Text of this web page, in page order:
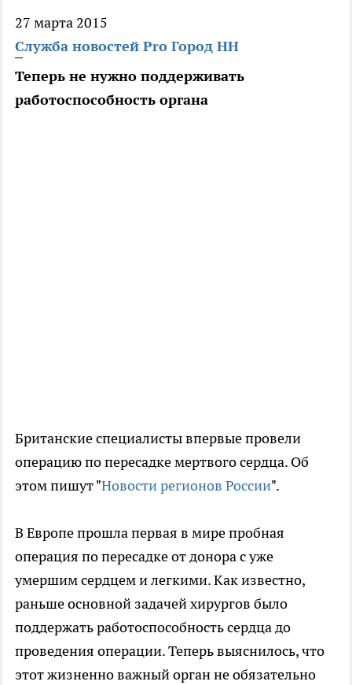
27 марта 2015
Служба новостей Pro Город НН
Теперь не нужно поддерживать
работоспособность органа
Британские специалисты впервые провели
операцию по пересадке мертвого сердца. Об
этом пишут "Новости регионов России".
В Европе прошла первая в мире пробная
операция по пересадке от донора с уже
умершим сердцем и легкими. Как известно,
раньше основной задачей хирургов было
поддержать работоспособность сердца до
проведения операции. Теперь выяснилось, что
этот жизненно важный орган не обязательно